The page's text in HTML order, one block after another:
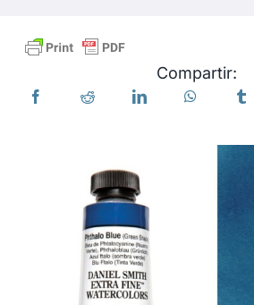
Productos
Eventos
Recursos
Encuentra un minorista
Compartir: